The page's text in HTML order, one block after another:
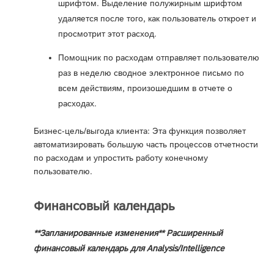
шрифтом. Выделение полужирным шрифтом
удаляется после того, как пользователь откроет и
просмотрит этот расход.
Помощник по расходам отправляет пользователю
раз в неделю сводное электронное письмо по
всем действиям, произошедшим в отчете о
расходах.
Бизнес-цель/выгода клиента: Эта функция позволяет
автоматизировать большую часть процессов отчетности
по расходам и упростить работу конечному
пользователю.
Финансовый календарь
**Запланированные изменения** Расширенный
финансовый календарь для Analysis/Intelligence